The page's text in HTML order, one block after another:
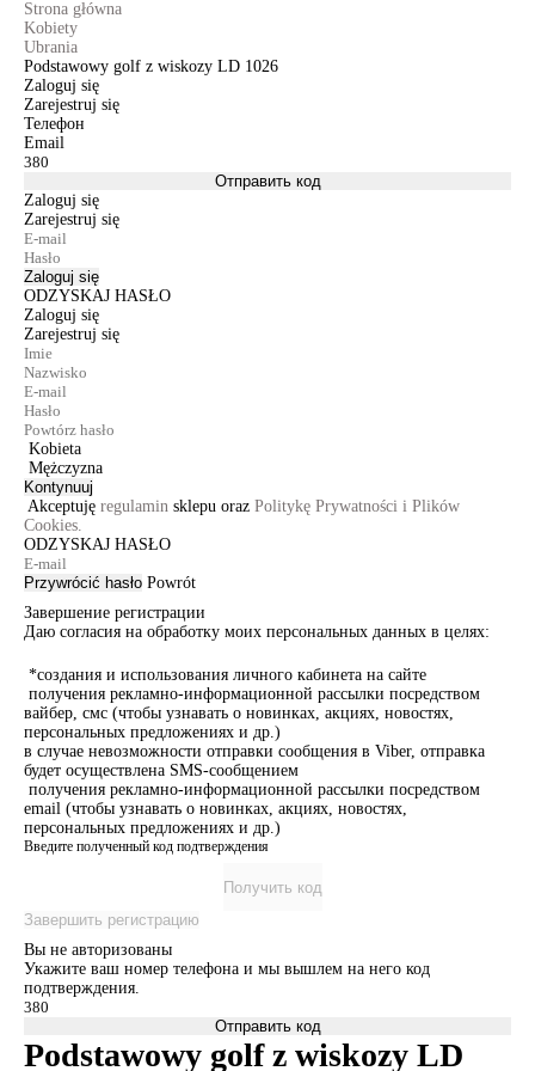
Strona główna
Kobiety
Ubrania
Podstawowy golf z wiskozy LD 1026
Zaloguj się
Zarejestruj się
Телефон
Email
Отправить код
Zaloguj się
Zarejestruj się
Zaloguj się
ODZYSKAJ HASŁO
Zaloguj się
Zarejestruj się
Kobieta
Mężczyzna
Kontynuuj
Akceptuję regulamin sklepu oraz Politykę Prywatności i Plików
Cookies.
ODZYSKAJ HASŁO
Przywrócić hasło Powrót
Завершение регистрации
Даю согласия на обработку моих персональных данных в целях:
*создания и использования личного кабинета на сайте
получения рекламно-информационной рассылки посредством
вайбер, смс (чтобы узнавать о новинках, акциях, новостях,
персональных предложениях и др.)
в случае невозможности отправки сообщения в Viber, отправка
будет осуществлена SMS-сообщением
получения рекламно-информационной рассылки посредством
email (чтобы узнавать о новинках, акциях, новостях,
персональных предложениях и др.)
Введите полученный код подтверждения
Получить код
Завершить регистрацию
Вы не авторизованы
Укажите ваш номер телефона и мы вышлем на него код
подтверждения.
Отправить код
Podstawowy golf z wiskozy LD